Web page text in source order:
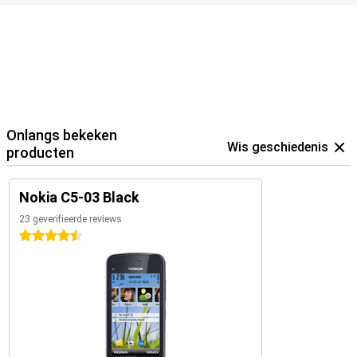
Onlangs bekeken
producten
Wis geschiedenis
Nokia C5-03 Black
23 geverifieerde reviews
4.5 sterren